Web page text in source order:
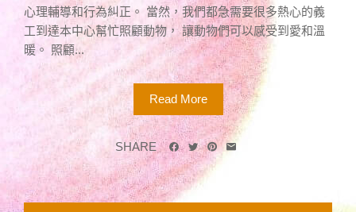
心理輔導和行為糾正。 當然，我們都急需要很多熱心的義
工到達本中心幫忙照顧動物， 讓動物們可以感受到愛和溫
暖。 照顧...
Read More
SHARE